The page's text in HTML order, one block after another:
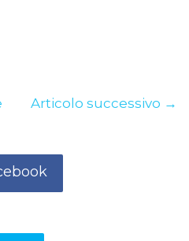
Articolo successivo →